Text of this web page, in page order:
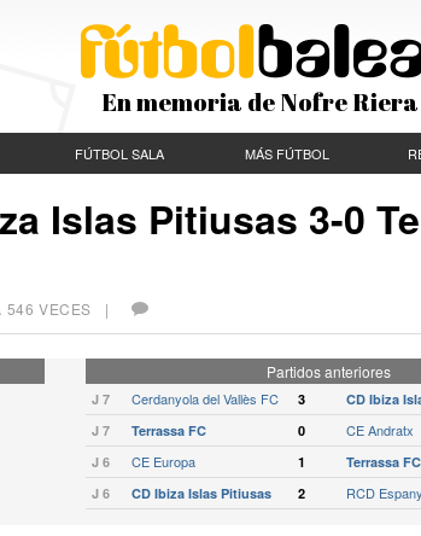
En memoria de Nofre Riera
FÚTBOL SALA MÁS FÚTBOL
Islas Pitiusas 3-0
546 VECES |
Partidos anteriores
J 7 Cerdanyola del Vallès FC 3 CD Ibiza
J 7
Terrassa FC 0 CE Andratx
J 6
CE Europa 1 Terrassa FC
J 6
CD Ibiza Islas Pitiusas 2 RCD